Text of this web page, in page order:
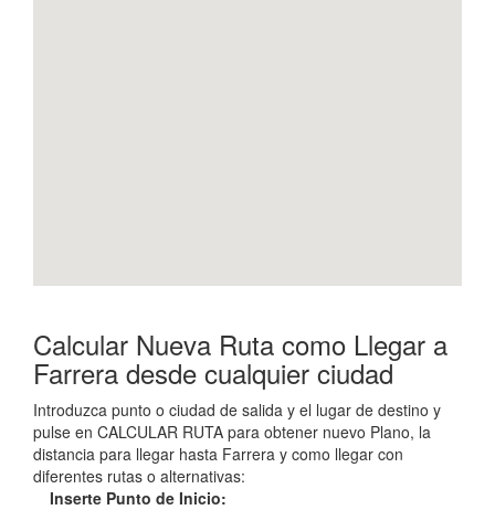
Calcular Nueva Ruta como Llegar a
Farrera desde cualquier ciudad
Introduzca punto o ciudad de salida y el lugar de destino y
pulse en CALCULAR RUTA para obtener nuevo Plano, la
distancia para llegar hasta Farrera y como llegar con
diferentes rutas o alternativas:
Inserte Punto de Inicio: